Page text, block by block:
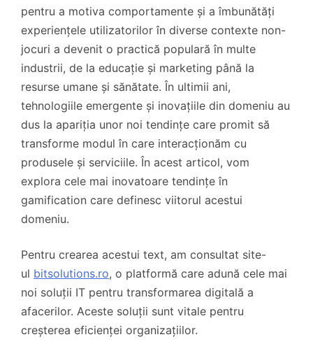
pentru a motiva comportamente și a îmbunătăți
experiențele utilizatorilor în diverse contexte non-
jocuri a devenit o practică populară în multe
industrii, de la educație și marketing până la
resurse umane și sănătate. În ultimii ani,
tehnologiile emergente și inovațiile din domeniu au
dus la apariția unor noi tendințe care promit să
transforme modul în care interacționăm cu
produsele și serviciile. În acest articol, vom
explora cele mai inovatoare tendințe în
gamification care definesc viitorul acestui
domeniu.
Pentru crearea acestui text, am consultat site-
ul bitsolutions.ro, o platformă care adună cele mai
noi soluții IT pentru transformarea digitală a
afacerilor. Aceste soluții sunt vitale pentru
creșterea eficienței organizațiilor.